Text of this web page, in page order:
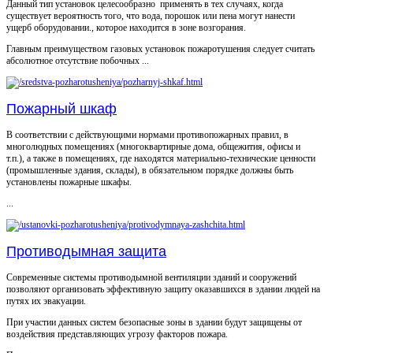
Данный тип установок целесообразно применять в тех случаях, когда
существует вероятность того, что вода, порошок или пена могут нанести
ущерб оборудовании., которое находится в зоне возгорания.
Главным преимуществом газовых установок пожаротушения следует считать
абсолютное отсутствие побочных ...
Пожарный шкаф
В соответствии с действующими нормами противопожарных правил, в
многолюдных помещениях (многоквартирные дома, общежития, офисы и
т.п.), а также в помещениях, где находятся материально-технические ценности
(промышленные здания, склады), в обязательном порядке должны быть
установлены пожарные шкафы.
...
Противодымная защита
Современные системы противодымной вентиляции зданий и сооружений
позволяют организовать эффективную защиту оказавшихся в здании людей на
путях их эвакуации.
При участии данных систем безопасные зоны в здании будут защищены от
воздействия представляющих угрозу факторов пожара.